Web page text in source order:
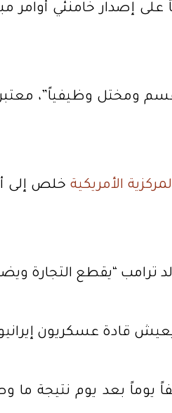
إصدار خامنئي
ومختل وظيفياً”،
الأمريكية
“يقطع التجارة
قادة عسكريون
يوماً بعد يوم نتيجة